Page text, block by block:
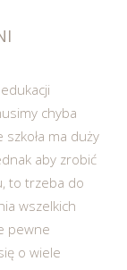
chyba
ma duży
aby zrobić
to trzeba do
wszelkich
pewne
o wiele